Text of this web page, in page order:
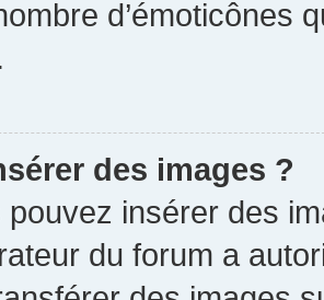
d’émoticônes
des images ?
pouvez insérer des
du forum a